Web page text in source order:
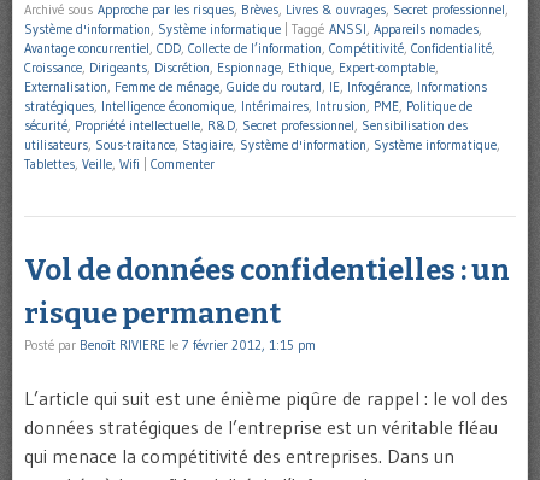
Archivé sous Approche par les risques, Brèves, Livres & ouvrages, Secret professionnel,
Système d'information, Système informatique Taggé ANSSI, Appareils nomades,
Avantage concurrentiel, CDD, Collecte de l’information, Compétitivité, Confidentialité,
Croissance, Dirigeants, Discrétion, Espionnage, Ethique, Expert-comptable,
Externalisation, Femme de ménage, Guide du routard, IE, Infogérance, Informations
stratégiques, Intelligence économique, Intérimaires, Intrusion, PME, Politique de
sécurité, Propriété intellectuelle, R&D, Secret professionnel, Sensibilisation des
utilisateurs, Sous-traitance, Stagiaire, Système d'information, Système informatique,
Tablettes, Veille, Wifi Commenter
Vol de données confidentielles : un
risque permanent
Posté par Benoît RIVIERE le 7 février 2012, 1:15 pm
L’article qui suit est une énième piqûre de rappel : le vol des
données stratégiques de l’entreprise est un véritable fléau
qui menace la compétitivité des entreprises. Dans un